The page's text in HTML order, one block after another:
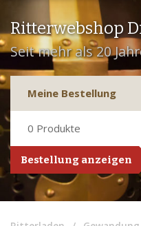
Ritterwebshop
Seit mehr als 20
Meine Bestellung
0 Produkte
Bestellung anzeigen